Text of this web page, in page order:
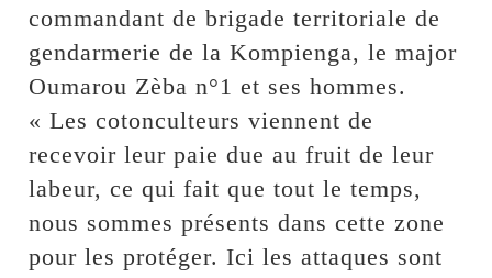
commandant de brigade territoriale de
gendarmerie de la Kompienga, le major
Oumarou Zèba n°1 et ses hommes.
« Les cotonculteurs viennent de
recevoir leur paie due au fruit de leur
labeur, ce qui fait que tout le temps,
nous sommes présents dans cette zone
pour les protéger. Ici les attaques sont